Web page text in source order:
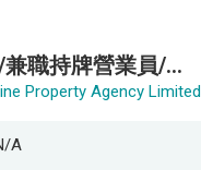
全職/兼職持牌營業員/持牌地產代理 (長沙灣/將軍澳/油塘)
Property Agency Limited
A